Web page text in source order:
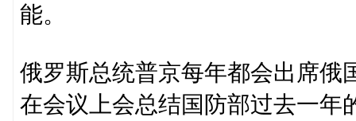
能。
俄罗斯总统普京每年都会出席俄
在会议上会总结国防部过去一年